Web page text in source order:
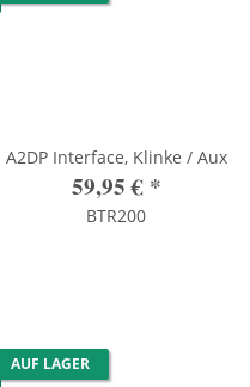
A2DP Interface, Klinke / Aux
59,95 € *
BTR200
AUF LAGER